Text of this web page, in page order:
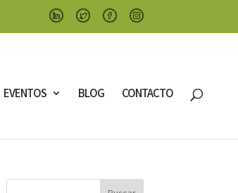
EVENTOS BLOG CONTACTO